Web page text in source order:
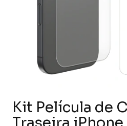
Kit Película de